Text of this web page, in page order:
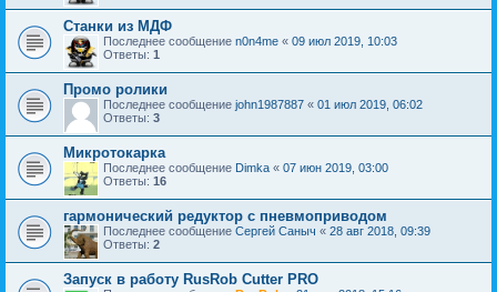
Станки из МДФ
Последнее сообщение n0n4me « 09 июл 2019, 10:03
Ответы: 1
Промо ролики
Последнее сообщение john1987887 « 01 июл 2019, 06:02
Ответы: 3
Микротокарка
Последнее сообщение Dimka « 07 июн 2019, 03:00
Ответы: 16
гармонический редуктор с пневмоприводом
Последнее сообщение Сергей Саныч « 28 авг 2018, 09:39
Ответы: 2
Запуск в работу RusRob Cutter PRO